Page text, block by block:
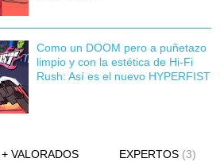
Como un DOOM pero a puñetazo
limpio y con la estética de Hi-Fi
Rush: Así es el nuevo HYPERFIST
+ VALORADOS EXPERTOS (3)